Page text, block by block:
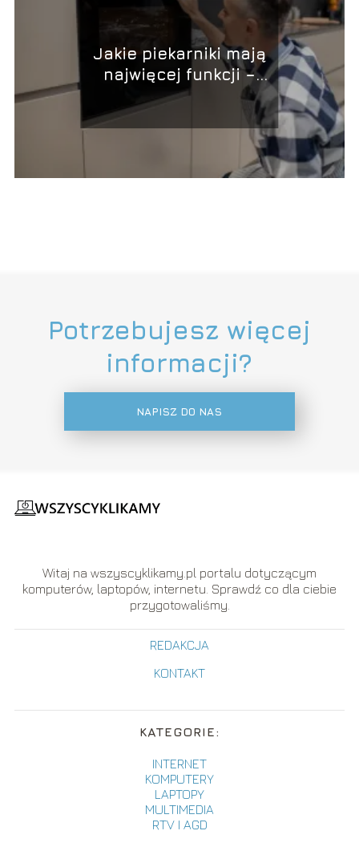
Jakie piekarniki mają
najwięcej funkcji –
przegląd
Potrzebujesz więcej
informacji?
NAPISZ DO NAS
Witaj na wszyscyklikamy.pl portalu dotyczącym
komputerów, laptopów, internetu. Sprawdź co dla ciebie
przygotowaliśmy.
REDAKCJA
KONTAKT
KATEGORIE:
INTERNET
KOMPUTERY
LAPTOPY
MULTIMEDIA
RTV I AGD